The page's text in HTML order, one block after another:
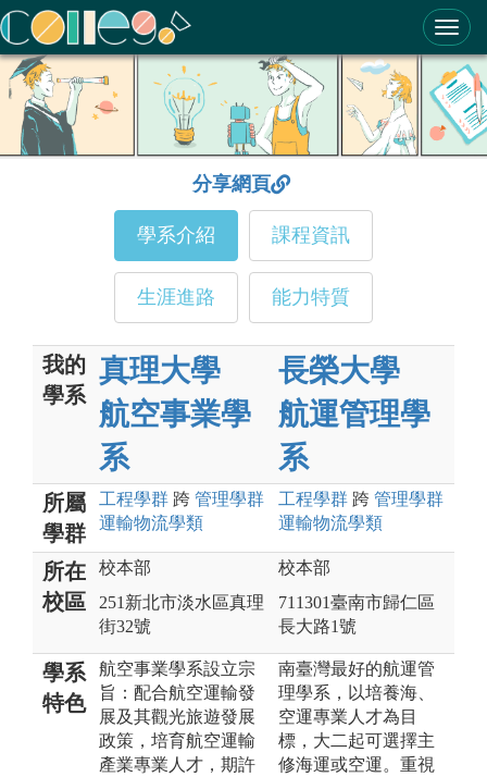
ColleGo! 大學選才與高中育才輔助系統
分享網頁
學系介紹 課程資訊
生涯進路 能力特質
我的
學系
真理大學
航空事業學
系
長榮大學
航運管理學
系
所屬
學群
工程學群 跨 管理學群
運輸物流學類
工程學群 跨 管理學群
運輸物流學類
所在
校區
校本部
251新北市淡水區真理
街32號
校本部
711301臺南市歸仁區
長大路1號
學系
特色
航空事業學系設立宗
旨：配合航空運輸發
展及其觀光旅遊發展
政策，培育航空運輸
產業專業人才，期許
南臺灣最好的航運管
理學系，以培養海、
空運專業人才為目
標，大二起可選擇主
修海運或空運。重視